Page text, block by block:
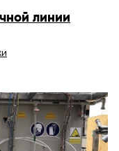
линии